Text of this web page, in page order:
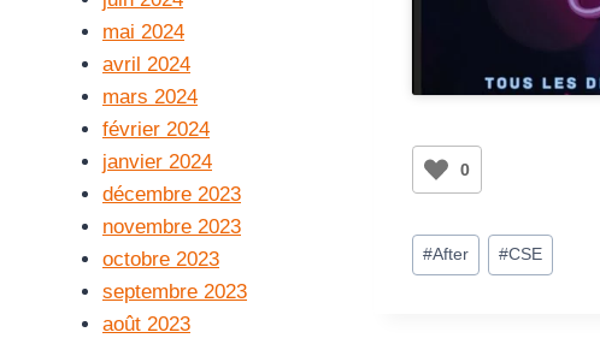
0
#After #CSE
mai 2024
avril 2024
mars 2024
février 2024
janvier 2024
décembre 2023
novembre 2023
octobre 2023
septembre 2023
août 2023